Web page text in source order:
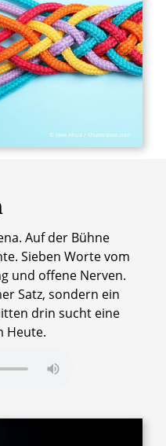
© New Africa / Shutterstock.com
Auf der Bühne
Sieben Worte vom
und offene Nerven.
Satz, sondern ein
drin sucht eine
Heute.